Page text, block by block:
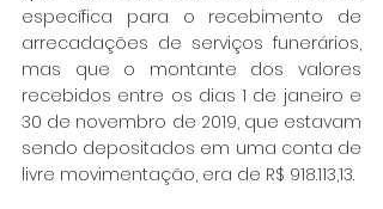
específica para o recebimento de
arrecadações de serviços funerários,
mas que o montante dos valores
recebidos entre os dias 1 de janeiro e
30 de novembro de 2019, que estavam
sendo depositados em uma conta de
livre movimentação, era de R$ 918.113,13.